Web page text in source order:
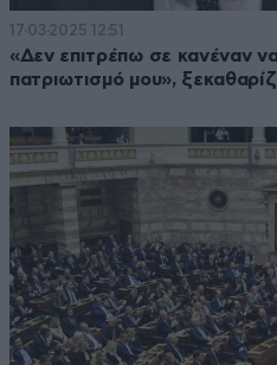
17·03·2025 12:51
«Δεν επιτρέπω σε κανέναν
πατριωτισμό μου»,